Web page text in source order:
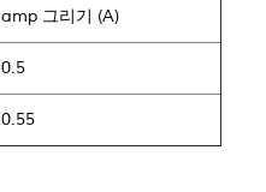
amp 그리기 (A)
0.5
0.55